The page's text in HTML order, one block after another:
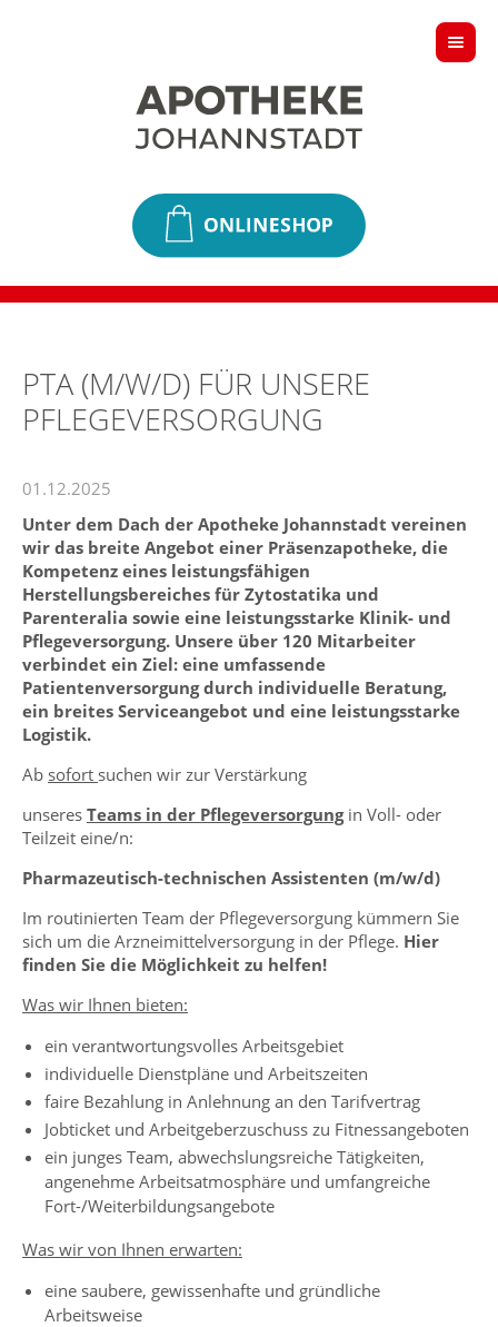
PTA (M/W/D) FÜR UNSERE
PFLEGEVERSORGUNG
01.12.2025
Unter dem Dach der Apotheke Johannstadt vereinen
wir das breite Angebot einer Präsenzapotheke, die
Kompetenz eines leistungsfähigen
Herstellungsbereiches für Zytostatika und
Parenteralia sowie eine leistungsstarke Klinik- und
Pflegeversorgung. Unsere über 120 Mitarbeiter
verbindet ein Ziel: eine umfassende
Patientenversorgung durch individuelle Beratung,
ein breites Serviceangebot und eine leistungsstarke
Logistik.
Ab sofort suchen wir zur Verstärkung
unseres Teams in der Pflegeversorgungin Voll- oder
Teilzeit eine/n:
Pharmazeutisch-technischen Assistenten (m/w/d)
Im routinierten Team der Pflegeversorgung kümmern Sie
sich um die Arzneimittelversorgung in der Pflege. Hier
finden Sie die Möglichkeit zu helfen!
Was wir Ihnen bieten:
ein verantwortungsvolles Arbeitsgebiet
individuelle Dienstpläne und Arbeitszeiten
faire Bezahlung in Anlehnung an den Tarifvertrag
Jobticket und Arbeitgeberzuschuss zu Fitnessangeboten
ein junges Team, abwechslungsreiche Tätigkeiten,
angenehme Arbeitsatmosphäre und umfangreiche
Fort-/Weiterbildungsangebote
Was wir von Ihnen erwarten:
eine saubere, gewissenhafte und gründliche
Arbeitsweise